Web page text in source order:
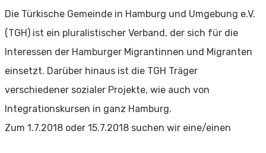
Die Türkische Gemeinde in Hamburg und Umgebung e.V.
(TGH) ist ein pluralistischer Verband, der sich für die
Interessen der Hamburger Migrantinnen und Migranten
einsetzt. Darüber hinaus ist die TGH Träger
verschiedener sozialer Projekte, wie auch von
Integrationskursen in ganz Hamburg.
Zum 1.7.2018 oder 15.7.2018 suchen wir eine/einen